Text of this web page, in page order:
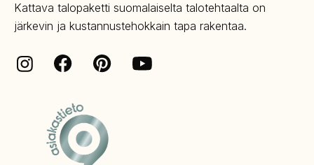
Kattava talopaketti suomalaiselta talotehtaalta on
järkevin ja kustannustehokkain tapa rakentaa.
InstagramFacebookPinterestYoutube